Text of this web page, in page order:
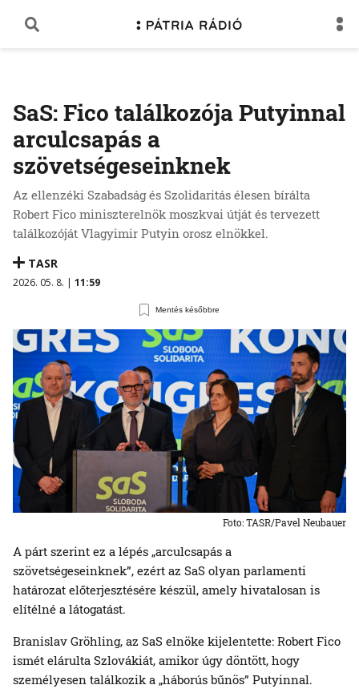
SaS: Fico találkozója Putyinnal
arculcsapás a
szövetségeseinknek
Az ellenzéki Szabadság és Szolidaritás élesen bírálta
Robert Fico miniszterelnök moszkvai útját és tervezett
találkozóját Vlagyimir Putyin orosz elnökkel.
TASR
2026. 05. 8. | 11:59
Mentés későbbre
Foto: TASR/Pavel Neubauer
A párt szerint ez a lépés „arculcsapás a
szövetségeseinknek”, ezért az SaS olyan parlamenti
határozat előterjesztésére készül, amely hivatalosan is
elítélné a látogatást.
Branislav Gröhling, az SaS elnöke kijelentette: Robert Fico
ismét elárulta Szlovákiát, amikor úgy döntött, hogy
személyesen találkozik a „háborús bűnös” Putyinnal.